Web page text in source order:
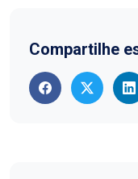
Compartilhe